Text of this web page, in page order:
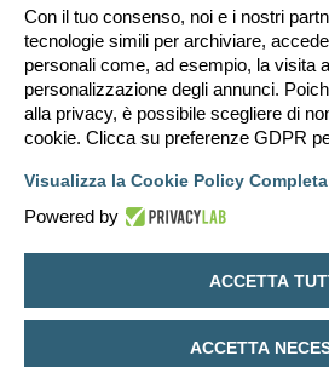
Con il tuo consenso, noi e i nostri
tecnologie simili per archiviare,
personali come, ad esempio, la visita
personalizzazione degli annunci.
alla privacy, è possibile scegliere di
cookie. Clicca su preferenze GDPR
Visualizza la Cookie Policy Completa
Powered by
ACCETTA
ACCETTA